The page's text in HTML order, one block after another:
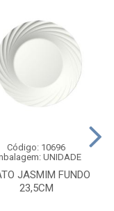
JASMIM FUNDO
23,5CM
Código: 10696
UNIDADE